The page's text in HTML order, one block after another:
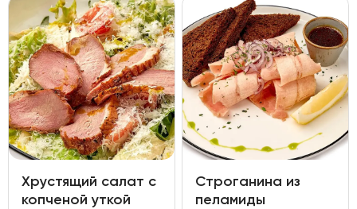
Хрустящий салат с
копченой уткой
Строганина из
пеламиды